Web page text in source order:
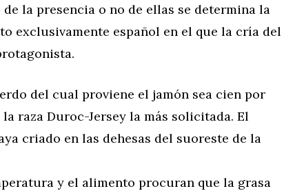
la presencia o no de ellas se determina la
exclusivamente español en el que la cría del
del cual proviene el jamón sea cien por
raza Duroc-Jersey la más solicitada. El
criado en las dehesas del suoreste de la
y el alimento procuran que la grasa